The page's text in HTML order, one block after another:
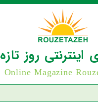
اینترنتی روز تازه
Online Magazine